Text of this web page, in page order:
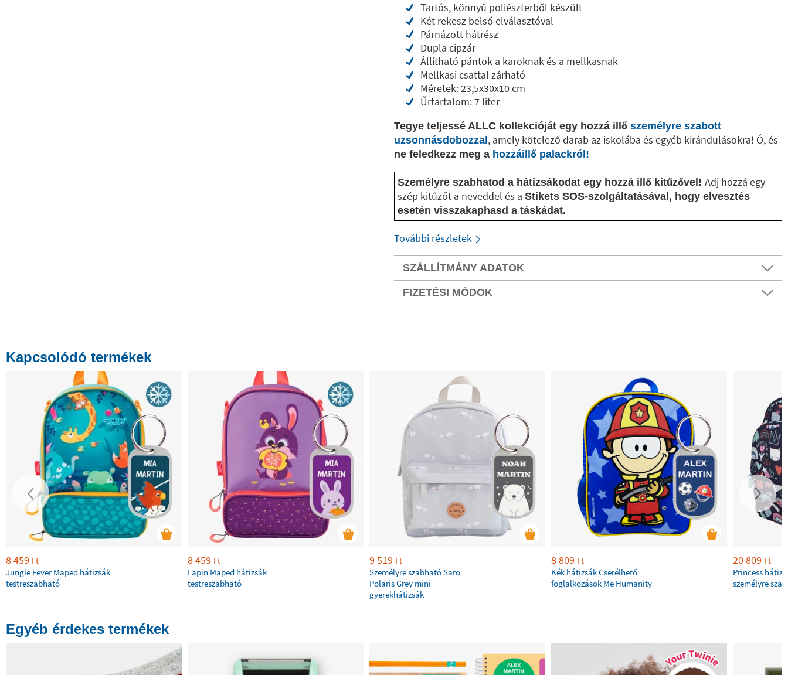
Tartós, könnyű poliészterből készült
Két rekesz belső elválasztóval
Párnázott hátrész
Dupla cipzár
Állítható pántok a karoknak és a mellkasnak
Mellkasi csattal zárható
Méretek: 23,5x30x10 cm
Űrtartalom: 7 liter
Tegye teljessé ALLC kollekcióját egy hozzá illő személyre szabott
uzsonnásdobozzal , amely kötelező darab az iskolába és egyéb kirándulásokra! Ó, és
ne feledkezz meg a hozzáillő palackról!
Személyre szabhatod a hátizsákodat egy hozzá illő kitűzővel! Adj hozzá egy
szép kitűzőt a neveddel és a Stikets SOS-szolgáltatásával, hogy elvesztés
esetén visszakaphasd a táskádat.
További részletek
SZÁLLÍTMÁNY ADATOK
FIZETÉSI MÓDOK
Kapcsolódó termékek
8 459 Ft
Jungle Fever Maped hátizsák
testreszabható
8 459 Ft
Lapin Maped hátizsák
testreszabható
9 519 Ft
Személyre szabható Saro
Polaris Grey mini
gyerekhátizsák
8 809 Ft
Kék hátizsák Cserélhető
foglalkozások Me Humanity
20 809 Ft
Princess
személyre
Egyéb érdekes termékek